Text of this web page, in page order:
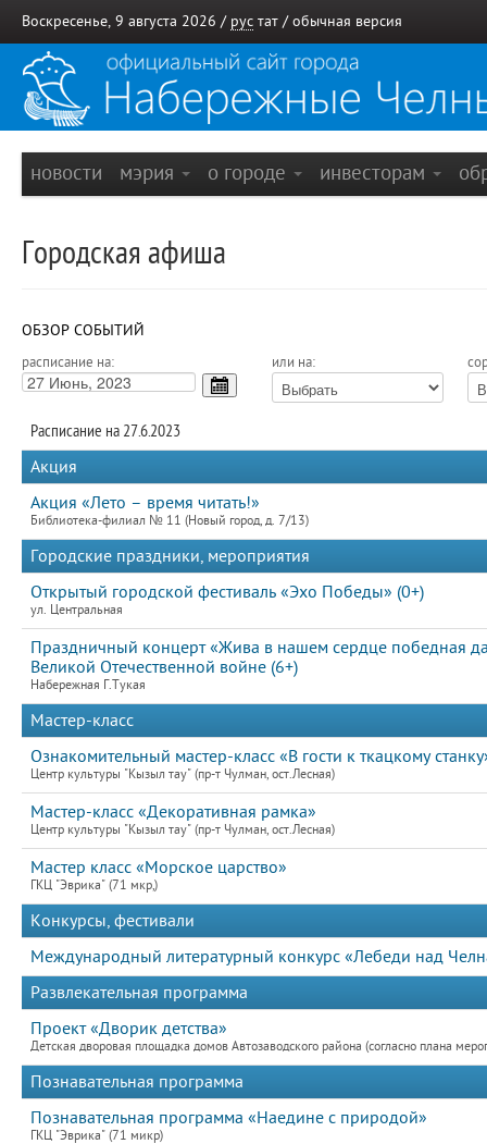
Воскресенье, 9 августа 2026 / рус тат / обычная версия
новости мэрия о городе инвесторам
Городская афиша
ОБЗОР СОБЫТИЙ
расписание на: или на:
Расписание на 27.6.2023
Акция
Акция «Лето – время читать!»
Библиотека-филиал № 11 (Новый город, д. 7/13)
Городские праздники, мероприятия
Открытый городской фестиваль «Эхо Победы» (0+)
ул. Центральная
Праздничный концерт «Жива в нашем сердце победная
Великой Отечественной войне (6+)
Набережная Г.Тукая
Мастер-класс
Ознакомительный мастер-класс «В гости к ткацкому
Центр культуры "Кызыл тау" (пр-т Чулман, ост.Лесная)
Мастер-класс «Декоративная рамка»
Центр культуры "Кызыл тау" (пр-т Чулман, ост.Лесная)
Мастер класс «Морское царство»
ГКЦ "Эврика" (71 мкр,)
Конкурсы, фестивали
Международный литературный конкурс «Лебеди над
Развлекательная программа
Проект «Дворик детства»
Детская дворовая площадка домов Автозаводского района (согласно плана
Познавательная программа
Познавательная программа «Наедине с природой»
ГКЦ "Эврика" (71 микр)